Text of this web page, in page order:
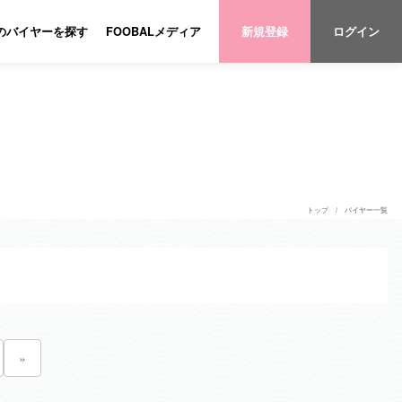
バイヤーを探す FOOBALメディア 新規登録 ログイン
トップ バイヤー一覧
»